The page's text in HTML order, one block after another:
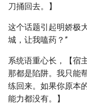
刀捅回去。】
这个话题引起明娇极
城，让我嗑药？”
系统语重心长，【宿
那都是陷阱。我只能
练回来。如果你原本
能力都没有。】